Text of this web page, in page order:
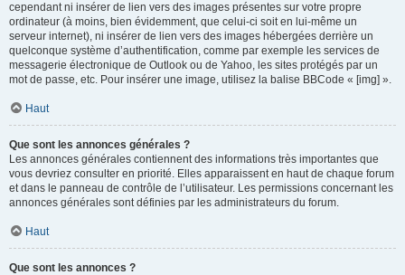
cependant ni insérer de lien vers des images présentes sur votre propre
ordinateur (à moins, bien évidemment, que celui-ci soit en lui-même un
serveur internet), ni insérer de lien vers des images hébergées derrière un
quelconque système d’authentification, comme par exemple les services de
messagerie électronique de Outlook ou de Yahoo, les sites protégés par un
mot de passe, etc. Pour insérer une image, utilisez la balise BBCode « [img] ».
Haut
Que sont les annonces générales ?
Les annonces générales contiennent des informations très importantes que
vous devriez consulter en priorité. Elles apparaissent en haut de chaque forum
et dans le panneau de contrôle de l’utilisateur. Les permissions concernant les
annonces générales sont définies par les administrateurs du forum.
Haut
Que sont les annonces ?